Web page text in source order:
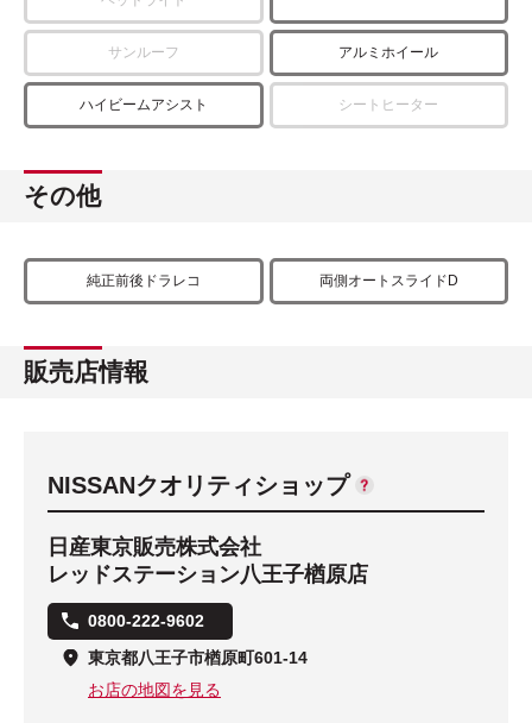
サンルーフ アルミホイール
ハイビームアシスト シートヒーター
その他
純正前後ドラレコ 両側オートスライドD
販売店情報
NISSANクオリティショップ
日産東京販売株式会社
レッドステーション八王子楢原店
0800-222-9602
東京都八王子市楢原町601-14
お店の地図を見る